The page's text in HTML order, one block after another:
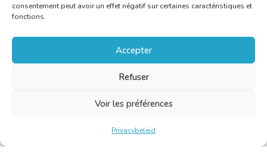
consentement peut avoir un effet négatif sur certaines caractéristiques et
fonctions.
Accepter
Refuser
Voir les préférences
Privacybeleid